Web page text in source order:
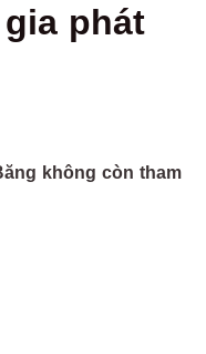
phát
không còn tham